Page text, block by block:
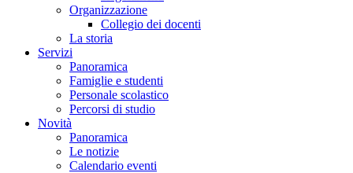
Organizzazione
Collegio dei docenti
La storia
Servizi
Panoramica
Famiglie e studenti
Personale scolastico
Percorsi di studio
Novità
Panoramica
Le notizie
Calendario eventi